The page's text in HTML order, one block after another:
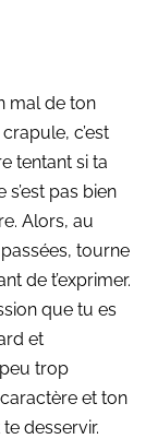
mal de ton
c’est
tentant si ta
pas bien
Alors, au
tourne
de t’exprimer.
que tu es
et
trop
et ton
desservir.